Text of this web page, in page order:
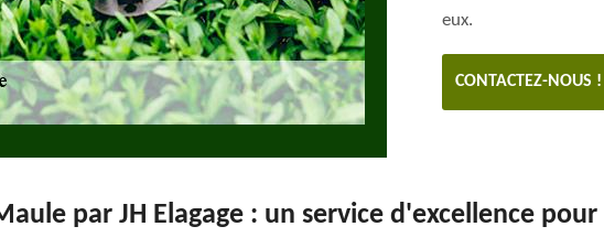
eux.
CONTACTEZ-NOUS !
par JH Elagage : un service d'excellence